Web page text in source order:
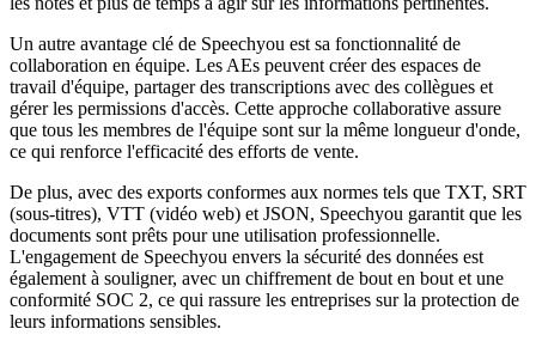
Un autre avantage clé de Speechyou est sa fonctionnalité de
collaboration en équipe. Les AEs peuvent créer des espaces de
travail d'équipe, partager des transcriptions avec des collègues et
gérer les permissions d'accès. Cette approche collaborative assure
que tous les membres de l'équipe sont sur la même longueur d'onde,
ce qui renforce l'efficacité des efforts de vente.
De plus, avec des exports conformes aux normes tels que TXT, SRT
(sous-titres), VTT (vidéo web) et JSON, Speechyou garantit que les
documents sont prêts pour une utilisation professionnelle.
L'engagement de Speechyou envers la sécurité des données est
également à souligner, avec un chiffrement de bout en bout et une
conformité SOC 2, ce qui rassure les entreprises sur la protection de
leurs informations sensibles.